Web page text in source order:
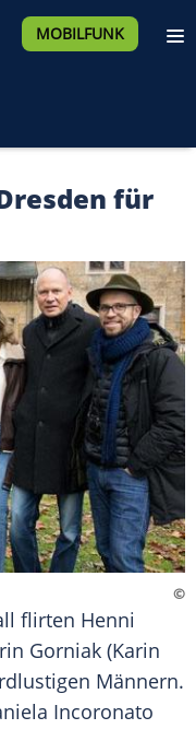
MOBILFUNK
für
©
flirten Henni
Gorniak (Karin
Männern.
Incoronato